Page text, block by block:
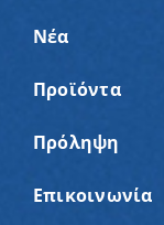
Νέα
Προϊόντα
Πρόληψη
Επικοινωνία